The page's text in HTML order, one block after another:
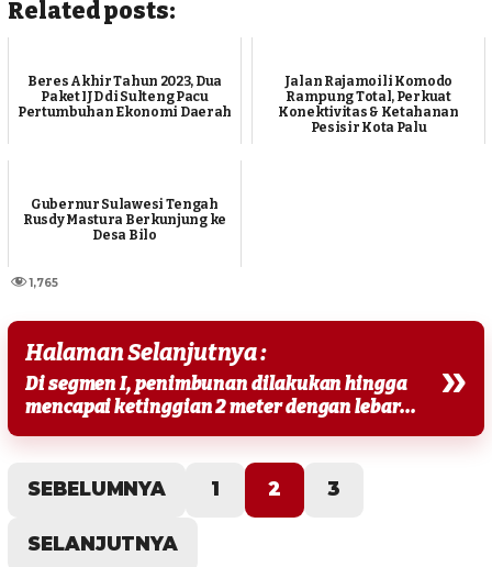
Related posts:
Beres Akhir Tahun 2023, Dua
Paket IJD di Sulteng Pacu
Pertumbuhan Ekonomi Daerah
Jalan Rajamoili Komodo
Rampung Total, Perkuat
Konektivitas & Ketahanan
Pesisir Kota Palu
Gubernur Sulawesi Tengah
Rusdy Mastura Berkunjung ke
Desa Bilo
1,765
Halaman Selanjutnya :
Di segmen I, penimbunan dilakukan hingga
mencapai ketinggian 2 meter dengan lebar...
»
SEBELUMNYA 1 2 3
SELANJUTNYA